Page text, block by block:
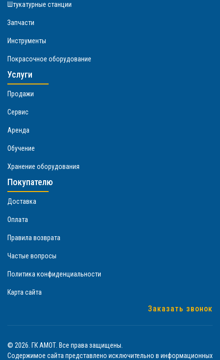
Штукатурные станции
Запчасти
Инструменты
Покрасочное оборудование
Услуги
Продажи
Сервис
Аренда
Обучение
Хранение оборудования
Покупателю
Доставка
Оплата
Правила возврата
Частые вопросы
Политика конфиденциальности
Карта сайта
Заказать звонок
© 2026. ГК АМОТ. Все права защищены.
Содержимое сайта представлено исключительно в информационных